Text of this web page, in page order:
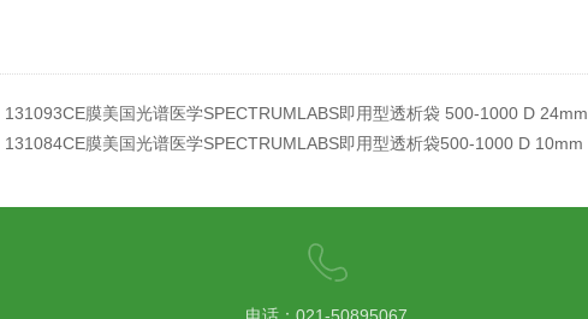
131093CE膜美国光谱医学SPECTRUMLABS即用型透析袋 500-1000 D 24mm
131084CE膜美国光谱医学SPECTRUMLABS即用型透析袋500-1000 D 10mm